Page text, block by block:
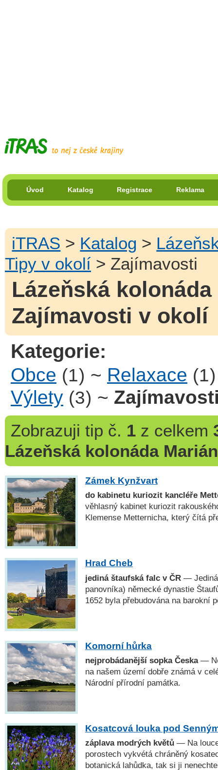
Úvod Katalog Registrace Reklama
iTRAS > Katalog >
Tipy v okolí > Zajímavosti
Lázeňská
Zajímavosti v okolí
Kategorie:
Obce (1) ~ Relaxace (1)
Výlety (3) ~
Zobrazuji tip č. 1z celkem
Lázeňská kolonáda
Zámek Kynžvart
do kabinetu kuriozit kancléře
věhlasný kabinet kuriozit
Klemense Metternicha, který čítá
Hrad Cheb
jediná štaufská falc v ČR —
panovníka) německé dynastie
1652 byla přebudována na barokní
Komorní hůrka
nejprobádanější sopka Česka—
na našem území dobře známá v
Národní přírodní památka.
Kosatcová louka pod
záplava modrých květů — Na
porostech vykvétá chráněný
botanická lahůdka, tak si ji